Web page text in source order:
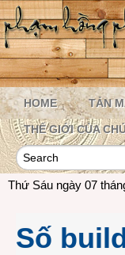
HOME TẢN
THẾ GIỚI CỦA
Thứ Sáu ngày 07
Số